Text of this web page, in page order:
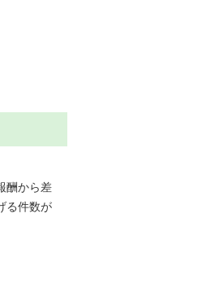
酬から差
る件数が